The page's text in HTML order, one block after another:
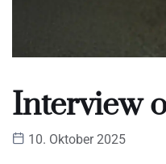
Interview
10. Oktober 2025